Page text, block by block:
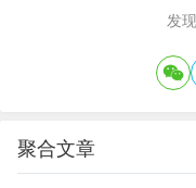
发
聚合文章